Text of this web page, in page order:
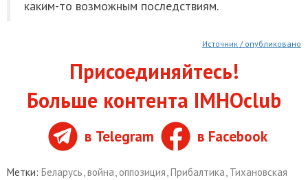
каким-то возможным последствиям.
Источник / опубликовано
Присоединяйтесь!
Больше контента IMHOclub
в Telegram в Facebook
Метки: Беларусь,война, оппозиция,Прибалтика, Тихановская